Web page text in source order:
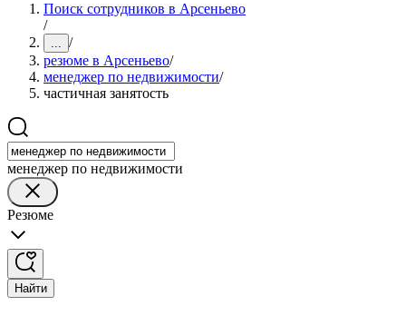
Поиск сотрудников в Арсеньево
/
... /
резюме в Арсеньево/
менеджер по недвижимости/
частичная занятость
менеджер по недвижимости
Резюме
Найти